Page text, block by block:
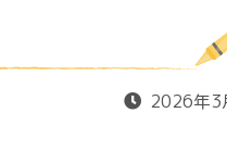
2026年3